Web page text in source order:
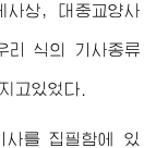
사상, 대중교양사
리 식의 기사종류
고있었다.
사를 집필함에 있